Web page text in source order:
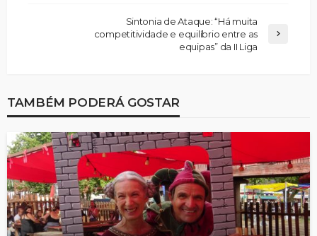
Sintonia de Ataque: “Há muita
competitividade e equilíbrio entre as
equipas” da II Liga
TAMBÉM PODERÁ GOSTAR